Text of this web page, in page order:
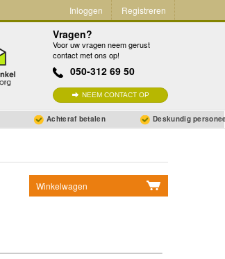
Inloggen Registreren
Vragen?
Voor uw vragen neem gerust
contact met ons op!
050-312 69 50
NEEM CONTACT OP
Achteraf betalen Deskundig
Winkelwagen